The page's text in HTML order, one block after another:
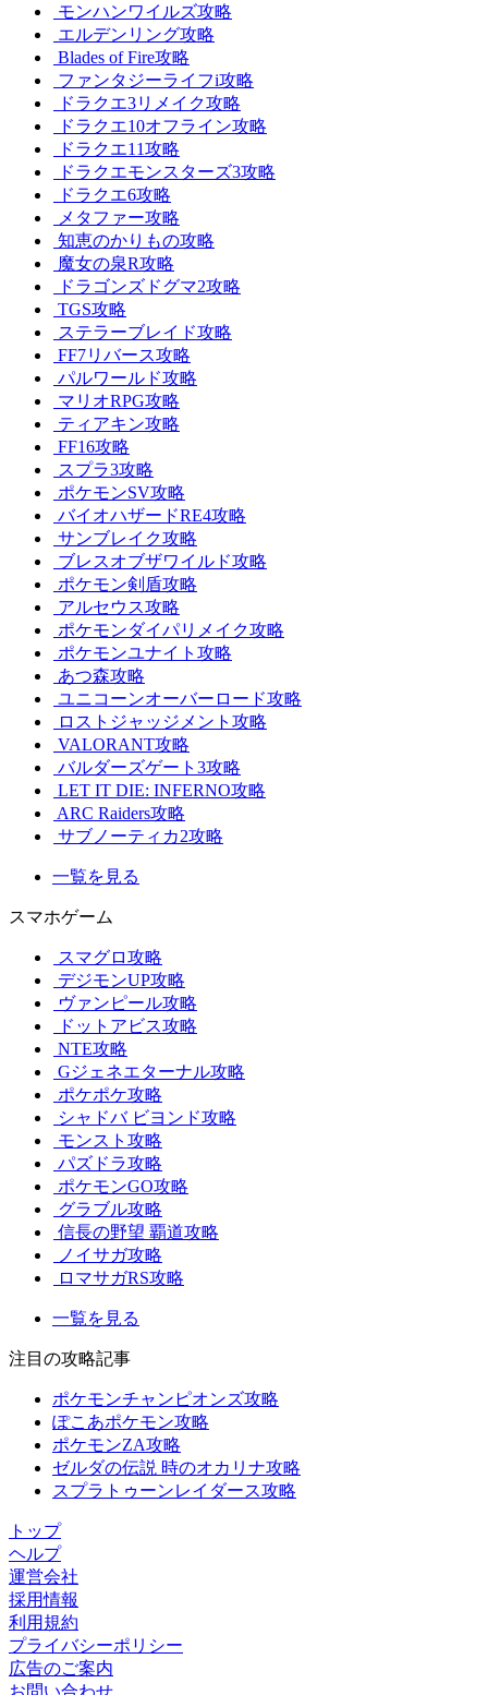
モンハンワイルズ攻略
エルデンリング攻略
Blades of Fire攻略
ファンタジーライフi攻略
ドラクエ3リメイク攻略
ドラクエ10オフライン攻略
ドラクエ11攻略
ドラクエモンスターズ3攻略
ドラクエ6攻略
メタファー攻略
知恵のかりもの攻略
魔女の泉R攻略
ドラゴンズドグマ2攻略
TGS攻略
ステラーブレイド攻略
FF7リバース攻略
パルワールド攻略
マリオRPG攻略
ティアキン攻略
FF16攻略
スプラ3攻略
ポケモンSV攻略
バイオハザードRE4攻略
サンブレイク攻略
ブレスオブザワイルド攻略
ポケモン剣盾攻略
アルセウス攻略
ポケモンダイパリメイク攻略
ポケモンユナイト攻略
あつ森攻略
ユニコーンオーバーロード攻略
ロストジャッジメント攻略
VALORANT攻略
バルダーズゲート3攻略
LET IT DIE: INFERNO攻略
ARC Raiders攻略
サブノーティカ2攻略
一覧を見る
スマホゲーム
スマグロ攻略
デジモンUP攻略
ヴァンピール攻略
ドットアビス攻略
NTE攻略
Gジェネエターナル攻略
ポケポケ攻略
シャドバ ビヨンド攻略
モンスト攻略
パズドラ攻略
ポケモンGO攻略
グラブル攻略
信長の野望 覇道攻略
ノイサガ攻略
ロマサガRS攻略
一覧を見る
注目の攻略記事
ポケモンチャンピオンズ攻略
ぽこあポケモン攻略
ポケモンZA攻略
ゼルダの伝説 時のオカリナ攻略
スプラトゥーンレイダース攻略
トップ
ヘルプ
運営会社
採用情報
利用規約
プライバシーポリシー
広告のご案内
お問い合わせ